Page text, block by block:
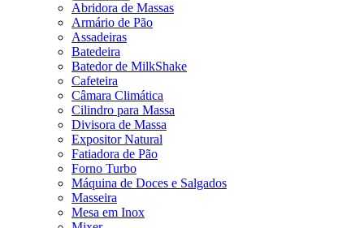
Abridora de Massas
Armário de Pão
Assadeiras
Batedeira
Batedor de MilkShake
Cafeteira
Câmara Climática
Cilindro para Massa
Divisora de Massa
Expositor Natural
Fatiadora de Pão
Forno Turbo
Máquina de Doces e Salgados
Masseira
Mesa em Inox